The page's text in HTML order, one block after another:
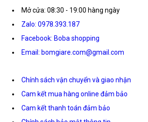
Mở cửa: 08:30 - 19:00 hàng ngày
Zalo: 0978.393.187
Facebook: Boba shopping
Email: bomgiare.com@gmail.com
Chính sách vận chuyển và giao nhận
Cam kết mua hàng online đảm bảo
Cam kết thanh toán đảm bảo